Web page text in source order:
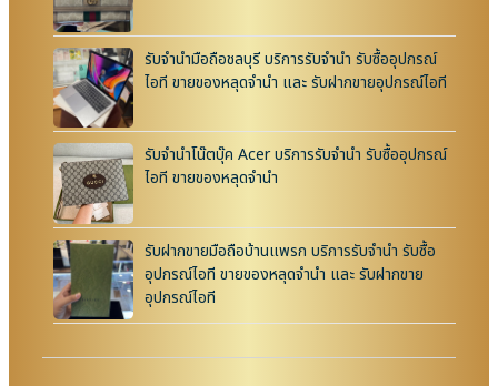
รับจำนำมือถือชลบุรี บริการรับจำนำ รับซื้ออุปกรณ์
ไอที ขายของหลุดจำนำ และ รับฝากขายอุปกรณ์ไอที
รับจำนำโน๊ตบุ๊ค Acer บริการรับจำนำ รับซื้ออุปกรณ์
ไอที ขายของหลุดจำนำ
รับฝากขายมือถือบ้านแพรก บริการรับจำนำ รับซื้อ
อุปกรณ์ไอที ขายของหลุดจำนำ และ รับฝากขาย
อุปกรณ์ไอที